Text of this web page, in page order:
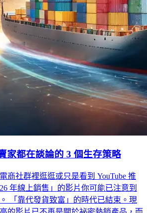
家都在談論的 3 個生存策略
商社群裡逛逛或只是看到 YouTube 推
年線上銷售」的影片你可能已注意到
「靠代發貨致富」的時代已結束。現